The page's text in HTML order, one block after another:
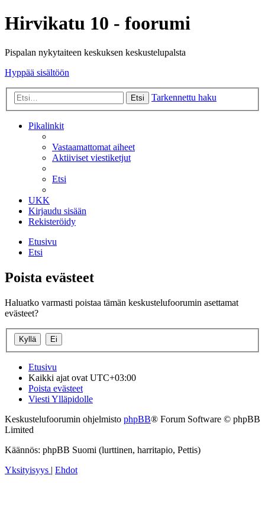
Hirvikatu 10 - foorumi
Pispalan nykytaiteen keskuksen keskustelupalsta
Hyppää sisältöön
Etsi Tarkennettu haku
Pikalinkit
Vastaamattomat aiheet
Aktiiviset viestiketjut
Etsi
UKK
Kirjaudu sisään
Rekisteröidy
Etusivu
Etsi
Poista evästeet
Haluatko varmasti poistaa tämän keskustelufoorumin asettamat
evästeet?
Etusivu
Kaikki ajat ovat UTC+03:00
Poista evästeet
Viesti Ylläpidolle
Keskustelufoorumin ohjelmisto phpBB® Forum Software © phpBB
Limited
Käännös: phpBB Suomi (lurttinen, harritapio, Pettis)
Yksityisyys | Ehdot